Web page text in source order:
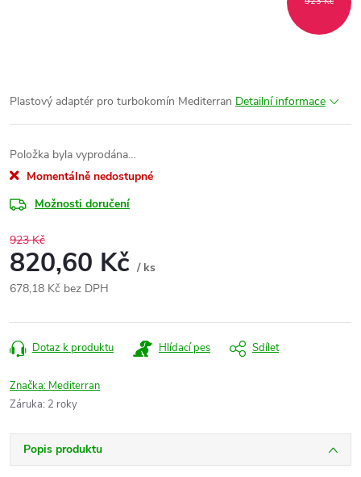
Plastový adaptér pro turbokomín Mediterran Detailní informace
Položka byla vyprodána…
Momentálně nedostupné
Možnosti doručení
923 Kč
820,60 Kč / ks
678,18 Kč bez DPH
cena:
Dotaz k produktu Hlídací pes Sdílet
Značka: Mediterran
Záruka: 2 roky
Popis produktu